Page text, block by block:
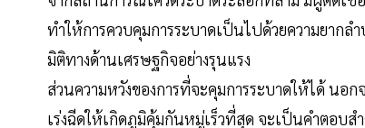
ทำให้การควบคุมการระบาดเป็นไปด้วยความยากล
มิติทางด้านเศรษฐกิจอย่างรุนแรง
ส่วนความหวังของการที่จะคุมการระบาดให้ได้ นอ
เร่งฉีดให้เกิดภูมิคุ้มกันหมู่เร็วที่สุด จะเป็นคำตอบส